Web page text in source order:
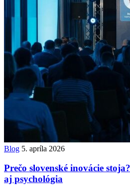
Blog 5. apríla 2026
Prečo slovenské inovácie
aj psychológia